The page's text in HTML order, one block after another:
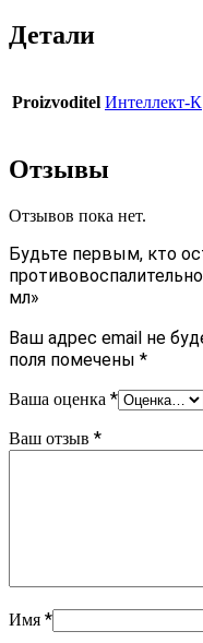
Детали
Proizvoditel Интеллект-К
Отзывы
Отзывов пока нет.
Будьте первым, кто
мл»
Ваш адрес email не
поля помечены *
Ваша оценка *
Ваш отзыв *
Имя *